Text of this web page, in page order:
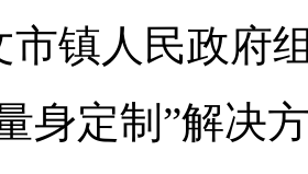
市镇人民政府
身定制”解决